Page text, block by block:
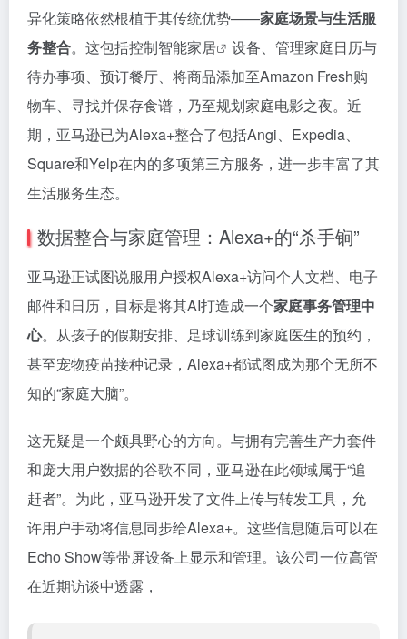
异化策略依然根植于其传统优势——家庭场景与生活服
务整合。这包括控制智能家居
设备、管理家庭日历与
待办事项、预订餐厅、将商品添加至Amazon Fresh购
物车、寻找并保存食谱，乃至规划家庭电影之夜。近
期，亚马逊已为Alexa+整合了包括Angi、Expedia、
Square和Yelp在内的多项第三方服务，进一步丰富了其
生活服务生态。
数据整合与家庭管理：Alexa+的“杀手锏”
亚马逊正试图说服用户授权Alexa+访问个人文档、电子
邮件和日历，目标是将其AI打造成一个家庭事务管理中
心。从孩子的假期安排、足球训练到家庭医生的预约，
甚至宠物疫苗接种记录，Alexa+都试图成为那个无所不
知的“家庭大脑”。
这无疑是一个颇具野心的方向。与拥有完善生产力套件
和庞大用户数据的谷歌不同，亚马逊在此领域属于“追
赶者”。为此，亚马逊开发了文件上传与转发工具，允
许用户手动将信息同步给Alexa+。这些信息随后可以在
Echo Show等带屏设备上显示和管理。该公司一位高管
在近期访谈中透露，